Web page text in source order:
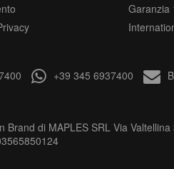
Garanzia
+39 345 6937400
Brand di MAPLES SRL Via